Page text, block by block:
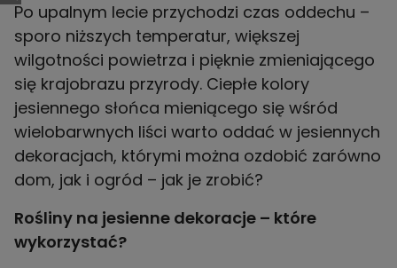
Po upalnym lecie przychodzi czas oddechu –
sporo niższych temperatur, większej
wilgotności powietrza i pięknie zmieniającego
się krajobrazu przyrody. Ciepłe kolory
jesiennego słońca mieniącego się wśród
wielobarwnych liści warto oddać w jesiennych
dekoracjach, którymi można ozdobić zarówno
dom, jak i ogród – jak je zrobić?
Rośliny na jesienne dekoracje – które
wykorzystać?